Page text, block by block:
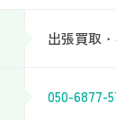
出張買取
050-6877-